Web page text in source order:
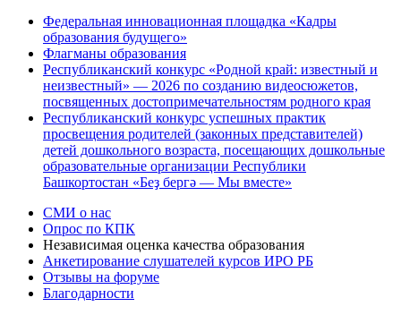
Федеральная инновационная площадка «Кадры
образования будущего»
Флагманы образования
Республиканский конкурс «Родной край: известный и
неизвестный» — 2026 по созданию видеосюжетов,
посвященных достопримечательностям родного края
Республиканский конкурс успешных практик
просвещения родителей (законных представителей)
детей дошкольного возраста, посещающих дошкольные
образовательные организации Республики
Башкортостан «Беҙ бергә — Мы вместе»
СМИ о нас
Опрос по КПК
Независимая оценка качества образования
Анкетирование слушателей курсов ИРО РБ
Отзывы на форуме
Благодарности